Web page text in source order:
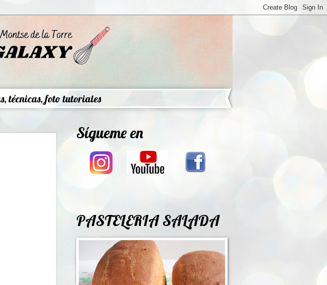
técnicas, foto tutoriales
Sígueme en
PASTELERIA SALADA